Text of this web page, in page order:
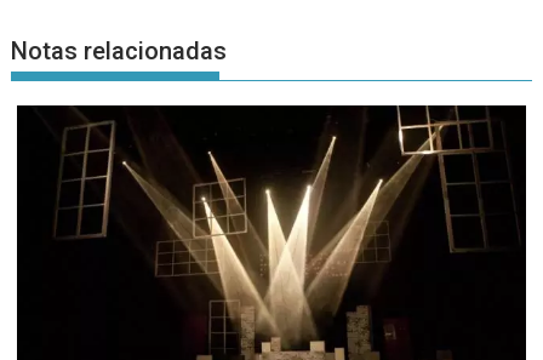
Notas relacionadas